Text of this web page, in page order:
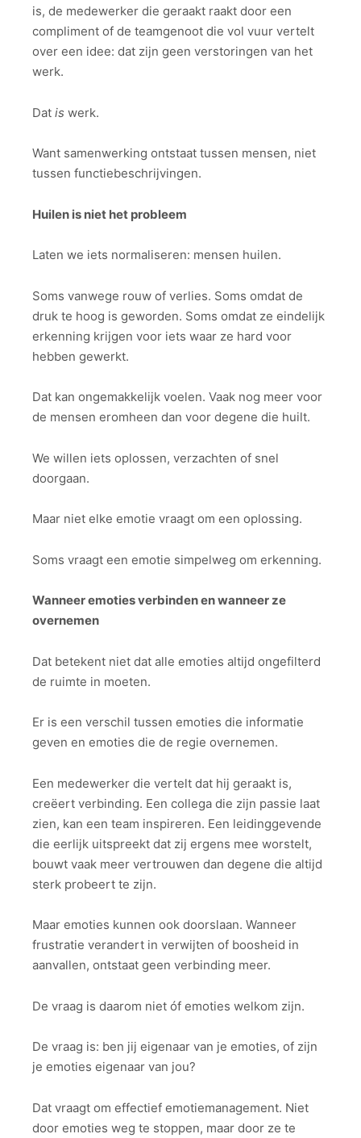
is, de medewerker die geraakt raakt door een
compliment of de teamgenoot die vol vuur vertelt
over een idee: dat zijn geen verstoringen van het
werk.
Dat is werk.
Want samenwerking ontstaat tussen mensen, niet
tussen functiebeschrijvingen.
Huilen is niet het probleem
Laten we iets normaliseren: mensen huilen.
Soms vanwege rouw of verlies. Soms omdat de
druk te hoog is geworden. Soms omdat ze eindelijk
erkenning krijgen voor iets waar ze hard voor
hebben gewerkt.
Dat kan ongemakkelijk voelen. Vaak nog meer voor
de mensen eromheen dan voor degene die huilt.
We willen iets oplossen, verzachten of snel
doorgaan.
Maar niet elke emotie vraagt om een oplossing.
Soms vraagt een emotie simpelweg om erkenning.
Wanneer emoties verbinden en wanneer ze
overnemen
Dat betekent niet dat alle emoties altijd ongefilterd
de ruimte in moeten.
Er is een verschil tussen emoties die informatie
geven en emoties die de regie overnemen.
Een medewerker die vertelt dat hij geraakt is,
creëert verbinding. Een collega die zijn passie laat
zien, kan een team inspireren. Een leidinggevende
die eerlijk uitspreekt dat zij ergens mee worstelt,
bouwt vaak meer vertrouwen dan degene die altijd
sterk probeert te zijn.
Maar emoties kunnen ook doorslaan. Wanneer
frustratie verandert in verwijten of boosheid in
aanvallen, ontstaat geen verbinding meer.
De vraag is daarom niet óf emoties welkom zijn.
De vraag is: ben jij eigenaar van je emoties, of zijn
je emoties eigenaar van jou?
Dat vraagt om effectief emotiemanagement. Niet
door emoties weg te stoppen, maar door ze te